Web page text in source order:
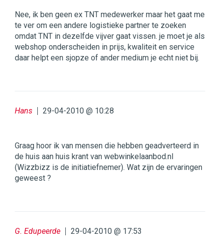
Nee, ik ben geen ex TNT medewerker maar het gaat me
te ver om een andere logistieke partner te zoeken
omdat TNT in dezelfde vijver gaat vissen. je moet je als
webshop onderscheiden in prijs, kwaliteit en service
daar helpt een sjopze of ander medium je echt niet bij.
Hans 29-04-2010 @ 10:28
Graag hoor ik van mensen die hebben geadverteerd in
de huis aan huis krant van webwinkelaanbod.nl
(Wizzbizz is de initiatiefnemer). Wat zijn de ervaringen
geweest ?
G. Edupeerde 29-04-2010 @ 17:53